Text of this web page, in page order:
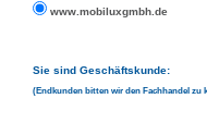
www.mobiluxgmbh.de
Sie sind Geschäftskunde:
(Endkunden bitten wir den Fachhandel zu